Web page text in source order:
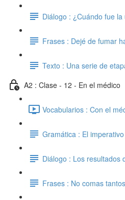
Diálogo : ¿Cuándo fue
Frases : Dejé de fumar
Texto : Una serie de
A2 : Clase - 12 - En el médico
Vocabularios : Con el
Gramática : El
Diálogo : Los resultados
Frases : No comas